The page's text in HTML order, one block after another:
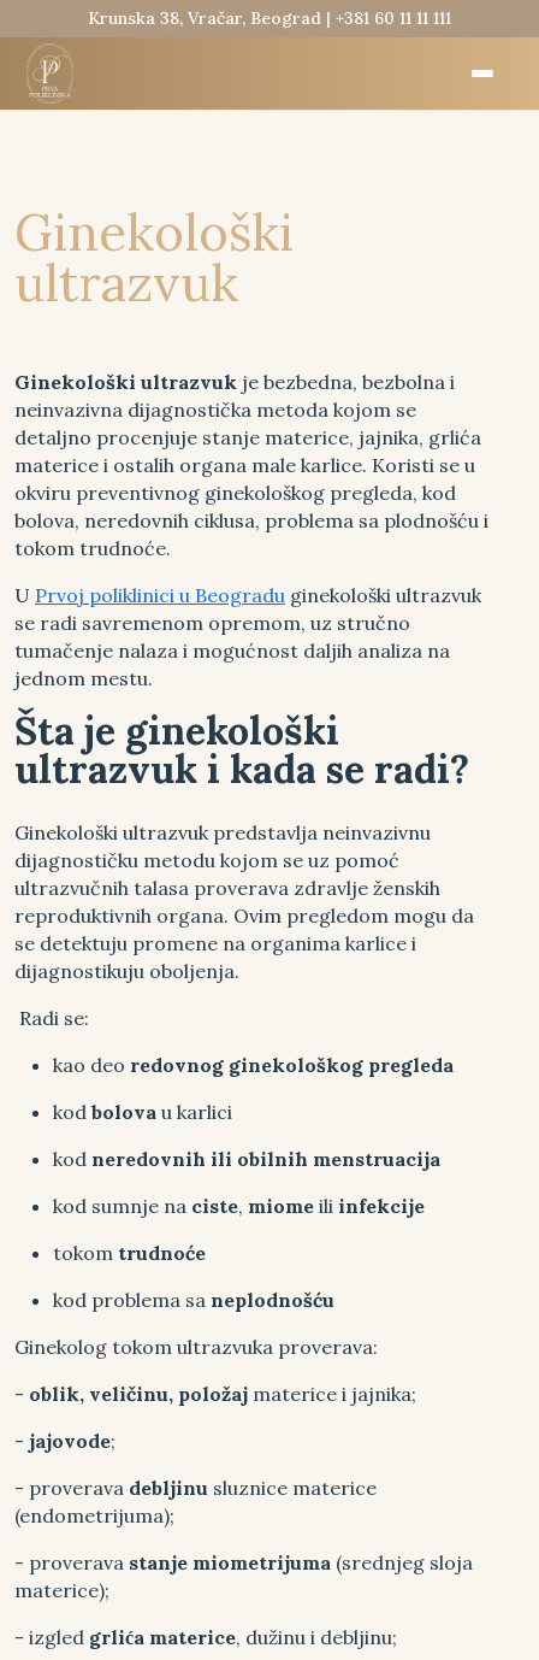
Krunska 38, Vračar, Beograd | +381 60 11 11 111
Ginekološki
ultrazvuk
Ginekološki ultrazvuk je bezbedna, bezbolna i
neinvazivna dijagnostička metoda kojom se
detaljno procenjuje stanje materice, jajnika, grlića
materice i ostalih organa male karlice. Koristi se u
okviru preventivnog ginekološkog pregleda, kod
bolova, neredovnih ciklusa, problema sa plodnošću i
tokom trudnoće.
U Prvoj poliklinici u Beogradu ginekološki ultrazvuk
se radi savremenom opremom, uz stručno
tumačenje nalaza i mogućnost daljih analiza na
jednom mestu.
Šta je ginekološki
ultrazvuk i kada se radi?
Ginekološki ultrazvuk predstavlja neinvazivnu
dijagnostičku metodu kojom se uz pomoć
ultrazvučnih talasa proverava zdravlje ženskih
reproduktivnih organa. Ovim pregledom mogu da
se detektuju promene na organima karlice i
dijagnostikuju oboljenja.
Radi se:
kao deo redovnog ginekološkog pregleda
kod bolova u karlici
kod neredovnih ili obilnih menstruacija
kod sumnje na ciste, miome ili infekcije
tokom trudnoće
kod problema sa neplodnošću
Ginekolog tokom ultrazvuka proverava:
- oblik, veličinu, položaj materice i jajnika;
- jajovode;
- proverava debljinu sluznice materice
(endometrijuma);
- proverava stanje miometrijuma (srednjeg sloja
materice);
- izgled grlića materice, dužinu i debljinu;